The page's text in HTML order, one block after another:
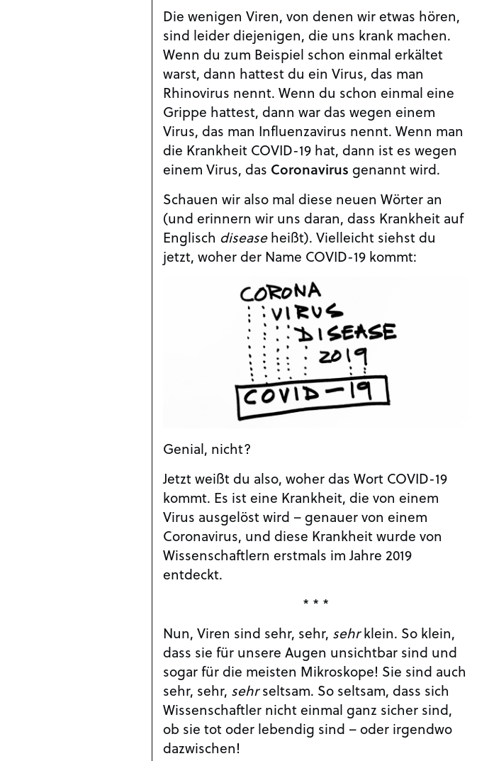
Die wenigen Viren, von denen wir etwas hören,
sind leider diejenigen, die uns krank machen.
Wenn du zum Beispiel schon einmal erkältet
warst, dann hattest du ein Virus, das man
Rhinovirus nennt. Wenn du schon einmal eine
Grippe hattest, dann war das wegen einem
Virus, das man Influenzavirus nennt. Wenn man
die Krankheit COVID-19 hat, dann ist es wegen
einem Virus, das Coronavirus genannt wird.
Schauen wir also mal diese neuen Wörter an
(und erinnern wir uns daran, dass Krankheit auf
Englisch diseaseheißt). Vielleicht siehst du
jetzt, woher der Name COVID-19 kommt:
Genial, nicht?
Jetzt weißt du also, woher das Wort COVID-19
kommt. Es ist eine Krankheit, die von einem
Virus ausgelöst wird – genauer von einem
Coronavirus, und diese Krankheit wurde von
Wissenschaftlern erstmals im Jahre 2019
entdeckt.
* * *
Nun, Viren sind sehr, sehr, sehrklein. So klein,
dass sie für unsere Augen unsichtbar sind und
sogar für die meisten Mikroskope! Sie sind auch
sehr, sehr, sehrseltsam. So seltsam, dass sich
Wissenschaftler nicht einmal ganz sicher sind,
ob sie tot oder lebendig sind – oder irgendwo
dazwischen!